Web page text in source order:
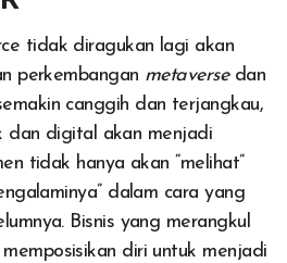
tidak diragukan lagi akan
perkembangan metaversedan
canggih dan terjangkau,
dan digital akan menjadi
tidak hanya akan “melihat”
dalam cara yang
Bisnis yang merangkul
diri untuk menjadi